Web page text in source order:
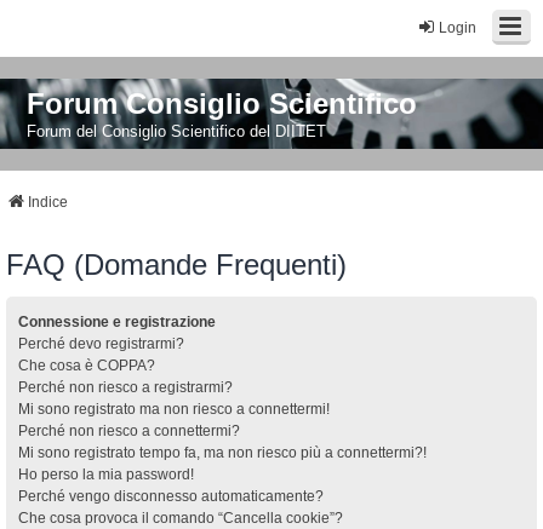
Login
Forum Consiglio Scientifico
Forum del Consiglio Scientifico del DIITET
Indice
FAQ (Domande Frequenti)
Connessione e registrazione
Perché devo registrarmi?
Che cosa è COPPA?
Perché non riesco a registrarmi?
Mi sono registrato ma non riesco a connettermi!
Perché non riesco a connettermi?
Mi sono registrato tempo fa, ma non riesco più a connettermi?!
Ho perso la mia password!
Perché vengo disconnesso automaticamente?
Che cosa provoca il comando “Cancella cookie”?